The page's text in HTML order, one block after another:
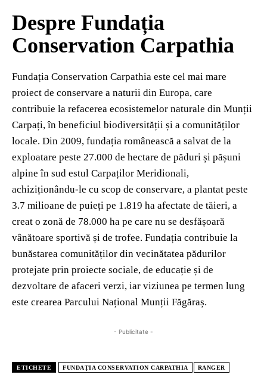
Despre Fundația
Conservation Carpathia
Fundația Conservation Carpathia este cel mai mare
proiect de conservare a naturii din Europa, care
contribuie la refacerea ecosistemelor naturale din Munții
Carpați, în beneficiul biodiversității și a comunităților
locale. Din 2009, fundația românească a salvat de la
exploatare peste 27.000 de hectare de păduri și pășuni
alpine în sud estul Carpaților Meridionali,
achiziționându-le cu scop de conservare, a plantat peste
3.7 milioane de puieți pe 1.819 ha afectate de tăieri, a
creat o zonă de 78.000 ha pe care nu se desfășoară
vânătoare sportivă și de trofee. Fundația contribuie la
bunăstarea comunităților din vecinătatea pădurilor
protejate prin proiecte sociale, de educație și de
dezvoltare de afaceri verzi, iar viziunea pe termen lung
este crearea Parcului Național Munții Făgăraș.
- Publicitate -
ETICHETE FUNDAȚIA CONSERVATION CARPATHIA RANGER